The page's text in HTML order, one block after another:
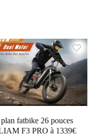
fatbike 26 pouces
F3 PRO à 1339€